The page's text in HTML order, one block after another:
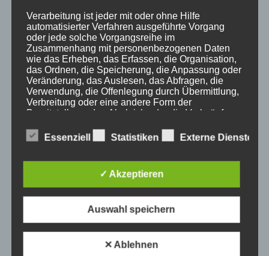
Ferienwohnungen
FIS Nordische Ski WM
Gäste
Gesundheit
Haus Partale
Info
Oberstdorf
Traveller Review Award
Veranstaltungstipp
Wintersport
Bei uns…
Verarbeitung ist jeder mit oder ohne Hilfe
automatisierter Verfahren ausgeführte Vorgang
oder jede solche Vorgangsreihe im
Zusammenhang mit personenbezogenen Daten
wie das Erheben, das Erfassen, die Organisation,
das Ordnen, die Speicherung, die Anpassung oder
Veränderung, das Auslesen, das Abfragen, die
Verwendung, die Offenlegung durch Übermittlung,
Verbreitung oder eine andere Form der
Bereitstellung, den Abgleich oder die Verknüpfung,
Vernichtung.
d) Einschränkung der Verarbeitung
Einschränkung der Verarbeitung ist die Markierung
gespeicherter personenbezogener Daten mit dem
Essenziell Statistiken Externe Dienste
✓ Akzeptieren
Auswahl speichern
✕ Ablehnen